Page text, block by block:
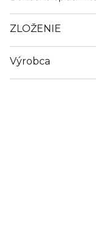
ZLOŽENIE
Výrobca